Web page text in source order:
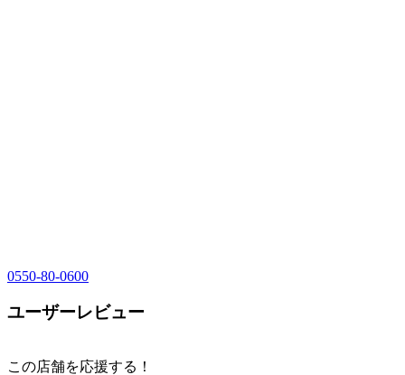
0550-80-0600
ユーザーレビュー
この店舗を応援する！